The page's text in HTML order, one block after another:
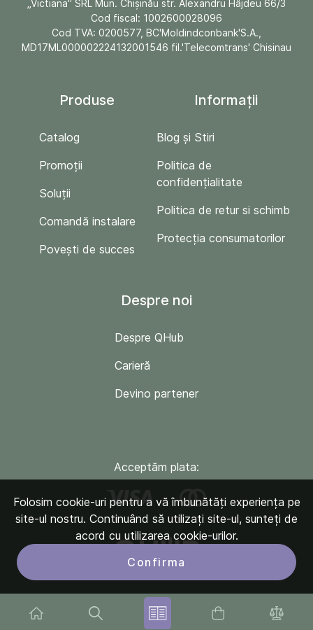
„Victiana" SRL Mun. Chişinău str. Alexandru Hâjdeu 66/3
Cod fiscal: 1002600028096
Cod TVA: 0200577, BC'Moldindconbank'S.A.,
MD17ML000002224132001546 fil.'Telecomtrans' Chisinau
Produse
Catalog
Promoții
Soluții
Comandă instalare
Povești de succes
Informații
Blog și Stiri
Politica de
confidențialitate
Politica de retur si schimb
Protecția consumatorilor
Despre noi
Despre QHub
Carieră
Devino partener
Acceptăm plata:
Folosim cookie-uri pentru a vă îmbunătăți experiența pe
site-ul nostru. Continuând să utilizați site-ul, sunteți de
acord cu utilizarea cookie-urilor.
Confirma